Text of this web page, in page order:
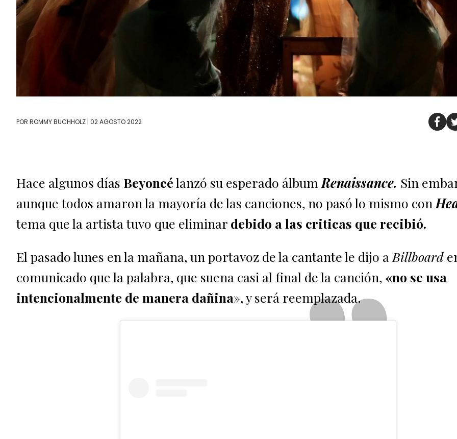
POR ROMMY BUCHHOLZ | 02 AGOSTO 2022
Hace algunos días Beyoncélanzó su esperado álbum Renaissance. Sin
aunque todos amaron la mayoría de las canciones, no pasó lo mismo con
tema que la artista tuvo que eliminar debido a las criticas que recibió.
El pasado lunes en la mañana, un portavoz de la cantante le dijo a Billboard
comunicado que la palabra, que suena casi al final de la canción, «no se usa
intencionalmente de manera dañina», y será reemplazada.